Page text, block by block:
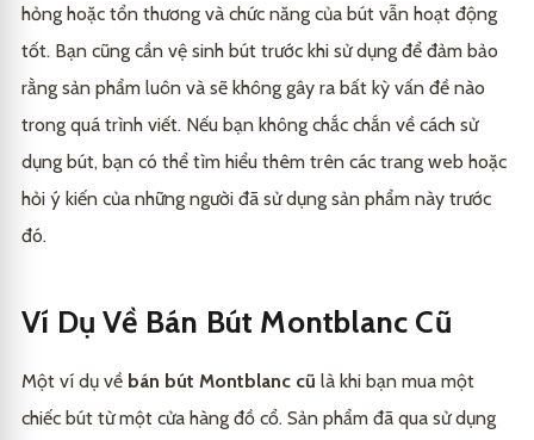
hỏng hoặc tổn thương và chức năng của bút vẫn hoạt động
tốt. Bạn cũng cần vệ sinh bút trước khi sử dụng để đảm bảo
rằng sản phẩm luôn và sẽ không gây ra bất kỳ vấn đề nào
trong quá trình viết. Nếu bạn không chắc chắn về cách sử
dụng bút, bạn có thể tìm hiểu thêm trên các trang web hoặc
hỏi ý kiến của những người đã sử dụng sản phẩm này trước
đó.
Ví Dụ Về Bán Bút Montblanc Cũ
Một ví dụ về bán bút Montblanc cũ là khi bạn mua một
chiếc bút từ một cửa hàng đồ cổ. Sản phẩm đã qua sử dụng